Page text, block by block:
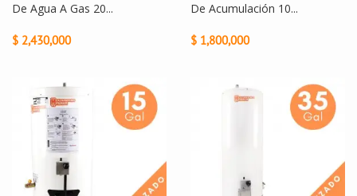
De Agua A Gas 20...
$ 2,430,000
De Acumulación 10...
$ 1,800,000